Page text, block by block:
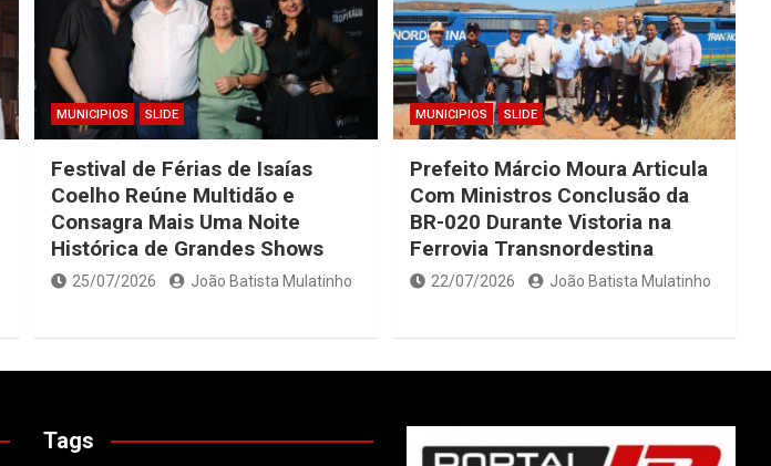
MUNICIPIOS SLIDE
Festival de Férias de Isaías
Coelho Reúne Multidão e
Consagra Mais Uma Noite
Histórica de Grandes Shows
25/07/2026 João Batista Mulatinho
MUNICIPIOS SLIDE
Prefeito Márcio Moura Articula
Com Ministros Conclusão da
BR-020 Durante Vistoria na
Ferrovia Transnordestina
22/07/2026 João Batista Mulatinho
Tags